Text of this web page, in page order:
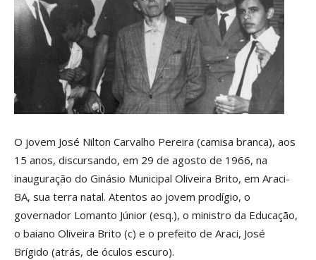
O jovem José Nilton Carvalho Pereira (camisa branca), aos
15 anos, discursando, em 29 de agosto de 1966, na
inauguração do Ginásio Municipal Oliveira Brito, em Araci-
BA, sua terra natal. Atentos ao jovem prodígio, o
governador Lomanto Júnior (esq.), o ministro da Educação,
o baiano Oliveira Brito (c) e o prefeito de Araci, José
Brígido (atrás, de óculos escuro).